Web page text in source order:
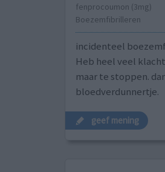
fenprocoumon (3mg)
Boezemfibrilleren
incidenteel
Heb heel veel
maar te stoppen.
bloedverdunnertje.
geef mening